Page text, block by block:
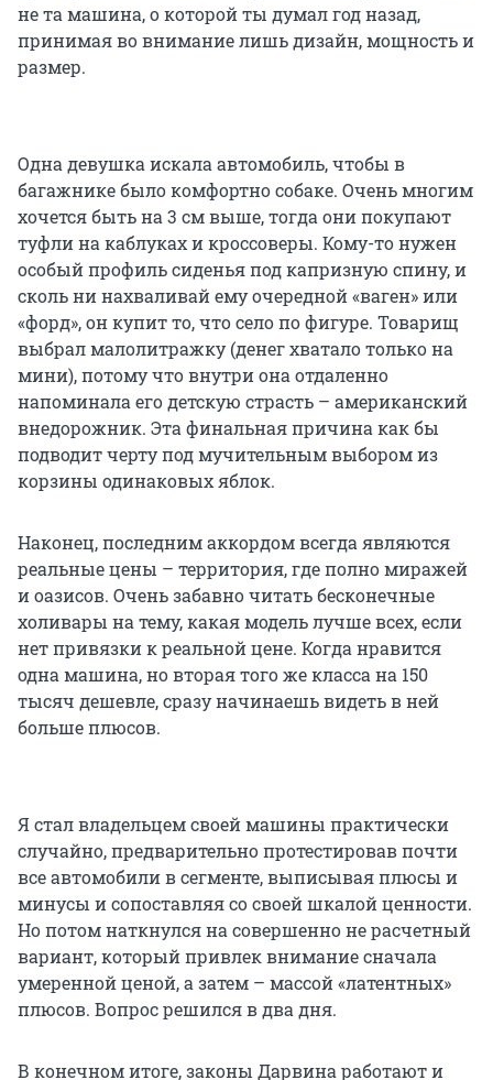
не та машина, о которой ты думал год назад,
принимая во внимание лишь дизайн, мощность и
размер.
Одна девушка искала автомобиль, чтобы в
багажнике было комфортно собаке. Очень многим
хочется быть на 3 см выше, тогда они покупают
туфли на каблуках и кроссоверы. Кому-то нужен
особый профиль сиденья под капризную спину, и
сколь ни нахваливай ему очередной «ваген» или
«форд», он купит то, что село по фигуре. Товарищ
выбрал малолитражку (денег хватало только на
мини), потому что внутри она отдаленно
напоминала его детскую страсть – американский
внедорожник. Эта финальная причина как бы
подводит черту под мучительным выбором из
корзины одинаковых яблок.
Наконец, последним аккордом всегда являются
реальные цены – территория, где полно миражей
и оазисов. Очень забавно читать бесконечные
холивары на тему, какая модель лучше всех, если
нет привязки к реальной цене. Когда нравится
одна машина, но вторая того же класса на 150
тысяч дешевле, сразу начинаешь видеть в ней
больше плюсов.
Я стал владельцем своей машины практически
случайно, предварительно протестировав почти
все автомобили в сегменте, выписывая плюсы и
минусы и сопоставляя со своей шкалой ценности.
Но потом наткнулся на совершенно не расчетный
вариант, который привлек внимание сначала
умеренной ценой, а затем – массой «латентных»
плюсов. Вопрос решился в два дня.
В конечном итоге, законы Дарвина работают и